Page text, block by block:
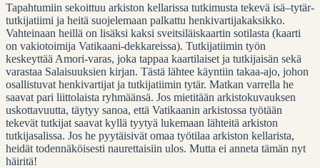
Tapahtumiin sekoittuu arkiston kellarissa tutkimusta tekevä isä–tytär-
tutkijatiimi ja heitä suojelemaan palkattu henkivartijakaksikko.
Vahteinaan heillä on lisäksi kaksi sveitsiläiskaartin sotilasta (kaarti
on vakiotoimija Vatikaani-dekkareissa). Tutkijatiimin työn
keskeyttää Amori-varas, joka tappaa kaartilaiset ja tutkijaisän sekä
varastaa Salaisuuksien kirjan. Tästä lähtee käyntiin takaa-ajo, johon
osallistuvat henkivartijat ja tutkijatiimin tytär. Matkan varrella he
saavat pari liittolaista ryhmäänsä. Jos mietitään arkistokuvauksen
uskottavuutta, täytyy sanoa, että Vatikaanin arkistossa työtään
tekevät tutkijat saavat kyllä tyytyä lukemaan lähteitä arkiston
tutkijasalissa. Jos he pyytäisivät omaa työtilaa arkiston kellarista,
heidät todennäköisesti naurettaisiin ulos. Mutta ei anneta tämän nyt
häiritä!